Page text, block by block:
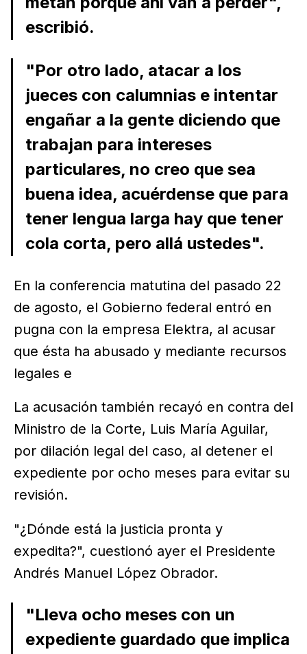
escribió.
"Por otro lado, atacar a los
jueces con calumnias e intentar
engañar a la gente diciendo que
trabajan para intereses
particulares, no creo que sea
buena idea, acuérdense que para
tener lengua larga hay que tener
cola corta, pero allá ustedes".
En la conferencia matutina del pasado 22
de agosto, el Gobierno federal entró en
pugna con la empresa Elektra, al acusar
que ésta ha abusado y mediante recursos
legales e
La acusación también recayó en contra del
Ministro de la Corte, Luis María Aguilar,
por dilación legal del caso, al detener el
expediente por ocho meses para evitar su
revisión.
"¿Dónde está la justicia pronta y
expedita?", cuestionó ayer el Presidente
Andrés Manuel López Obrador.
"Lleva ocho meses con un
expediente guardado que implica